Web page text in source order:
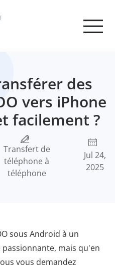
des
vers iPhone
facilement ?
Transfert de
téléphone à
téléphone
Jul 24,
2025
sous Android à un
mais qu'en
vous demandez